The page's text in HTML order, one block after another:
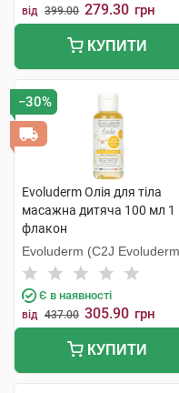
від 399.00 279.30 грн
КУПИТИ
−30%
Evoluderm Олія для тіла
масажна дитяча 100 мл 1
флакон
Evoluderm (C2J
Є в наявності
від 437.00 305.90 грн
КУПИТИ